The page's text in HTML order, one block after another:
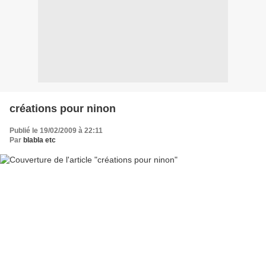
créations pour ninon
Publié le 19/02/2009 à 22:11
Par blabla etc